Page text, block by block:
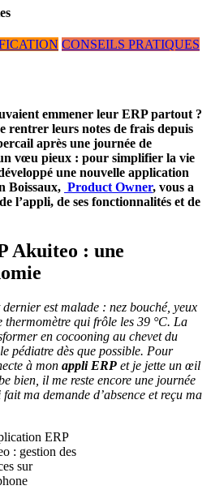
CONSEILS PRATIQUES
emmener leur ERP partout ?
rentrer leurs notes de frais depuis
après une journée de
vœu pieux : pour simplifier la vie
une nouvelle application
Boissaux, Product Owner, vous a
l’appli, de ses fonctionnalités et de
Akuiteo : une
est malade : nez bouché, yeux
thermomètre qui frôle les 39 °C. La
en cocooning au chevet du
pédiatre dès que possible. Pour
à mon appli ERP et je jette un œil
bien, il me reste encore une journée
ma demande d’absence et reçu ma